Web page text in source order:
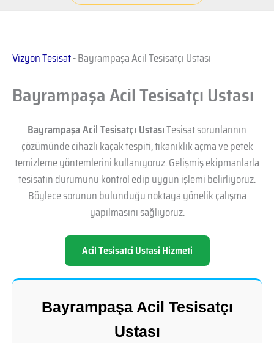
Vizyon Tesisat-Bayrampaşa Acil Tesisatçı Ustası
Bayrampaşa Acil Tesisatçı Ustası
Bayrampaşa Acil Tesisatçı UstasıTesisat sorunlarının
çözümünde cihazlı kaçak tespiti, tıkanıklık açma ve petek
temizleme yöntemlerini kullanıyoruz. Gelişmiş ekipmanlarla
tesisatın durumunu kontrol edip uygun işlemi belirliyoruz.
Böylece sorunun bulunduğu noktaya yönelik çalışma
yapılmasını sağlıyoruz.
Acil Tesisatci Ustasi Hizmeti
Bayrampaşa Acil Tesisatçı
Ustası